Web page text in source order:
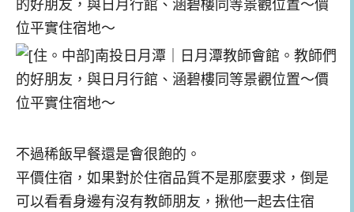
不過稀飯早餐還是會很飽的。
平價住宿，如果對於住宿品質不是那麼要求，倒是
可以看看身邊有沒有教師朋友，揪他一起去住宿